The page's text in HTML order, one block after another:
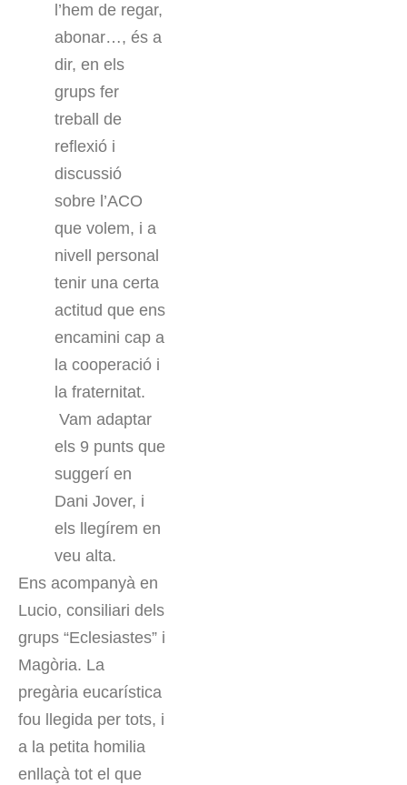
l’hem de regar,
abonar…, és a
dir, en els
grups fer
treball de
reflexió i
discussió
sobre l’ACO
que volem, i a
nivell personal
tenir una certa
actitud que ens
encamini cap a
la cooperació i
la fraternitat.
Vam adaptar
els 9 punts que
suggerí en
Dani Jover, i
els llegírem en
veu alta.
Ens acompanyà en
Lucio, consiliari dels
grups “Eclesiastes” i
Magòria. La
pregària eucarística
fou llegida per tots, i
a la petita homilia
enllaçà tot el que